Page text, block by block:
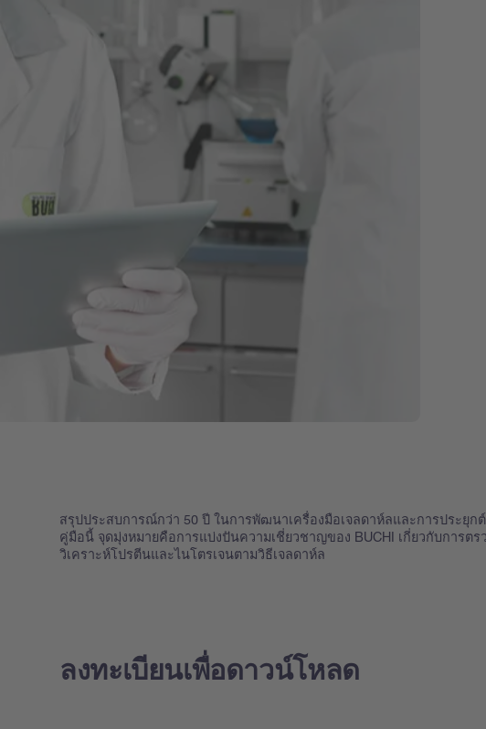
สรุปประสบการณ์กว่า 50 ปี ในการพัฒนาเครื่องมือเจลดาห์ลและการประยุก
คู่มือนี้ จุดมุ่งหมายคือการแบ่งปันความเชี่ยวชาญของ BUCHI เกี่ยวกับการตร
วิเคราะห์โปรตีนและไนโตรเจนตามวิธีเจลดาห์ล
ลงทะเบียนเพื่อดาวน์โหลด